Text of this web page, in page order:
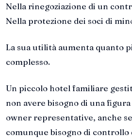
Nella rinegoziazione di un
Nella protezione dei soci di
La sua utilità aumenta quanto
complesso.
Un piccolo hotel familiare
non avere bisogno di una
owner representative, anche
comunque bisogno di controllo